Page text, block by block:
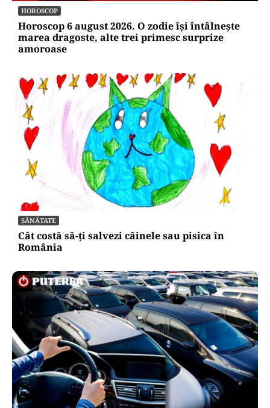
HOROSCOP
Horoscop 6 august 2026. O zodie își întâlnește
marea dragoste, alte trei primesc surprize
amoroase
SĂNĂTATE
Cât costă să-ți salvezi câinele sau pisica în
România